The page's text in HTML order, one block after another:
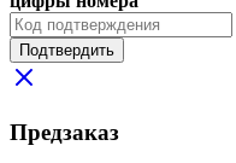
Подтвердить
Предзаказ